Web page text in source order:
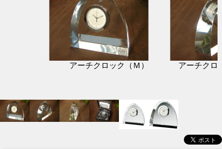
アーチクロック（Ｍ） アーチク